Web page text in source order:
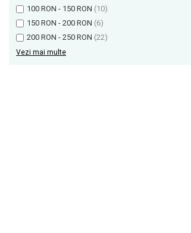
Revoflex
Rich Piana 5% Nutrition
RIPT
Scitec
100 RON - 150 RON (10)
150 RON - 200 RON (6)
200 RON - 250 RON (22)
Vezi mai multe